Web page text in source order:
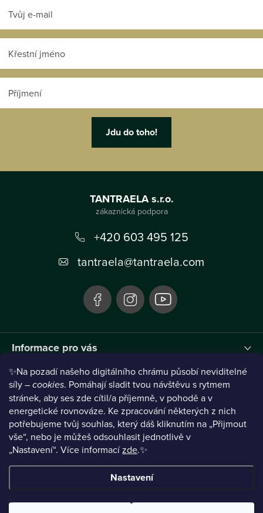
✨Na pozadí našeho digitálního chrámu působí neviditelné
síly –cookies. Pomáhají sladit tvou návštěvu s rytmem
stránek, aby ses zde cítil/a příjemně, v pohodě a v
energetické rovnováze. Ke zpracování některých z nich
potřebujeme tvůj souhlas, který dáš kliknutím na „Přijmout
vše“, nebo je můžeš odsouhlasit jednotlivě v
„Nastavení“. Více informacízde.✨
Nastavení
TANTRAELA s.r.o.
+420 603 495 125
tantraela@tantraela.com
Informace pro vás
Instagram
nastavení cookies